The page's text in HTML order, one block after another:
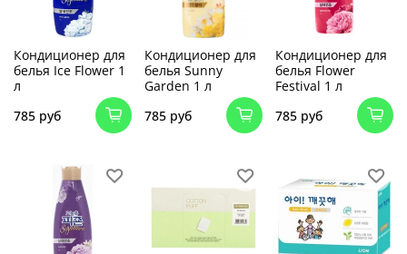
Кондиционер для
белья Ice Flower 1
л
785 руб
Кондиционер для
белья Sunny
Garden 1 л
785 руб
Кондиционер для
белья Flower
Festival 1 л
785 руб